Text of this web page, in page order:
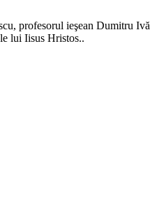
profesorul ieşean Dumitru
lui Iisus Hristos..